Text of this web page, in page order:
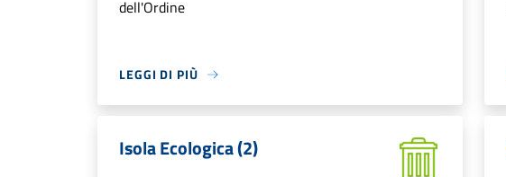
dell'Ordine
LEGGI DI PIÙ
Isola Ecologica (2)